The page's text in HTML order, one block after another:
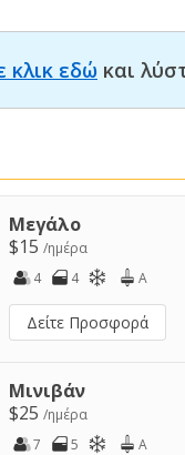
κλικ εδώ και
Μεγάλο
$15 /ημέρα
4
4 A
Δείτε Προσφορά
Μινιβάν
$25 /ημέρα
7
5 A